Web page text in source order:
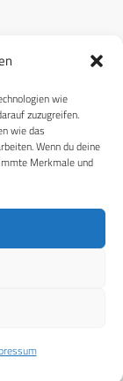
wie
zuzugreifen.
wie das
Wenn du deine
Merkmale und